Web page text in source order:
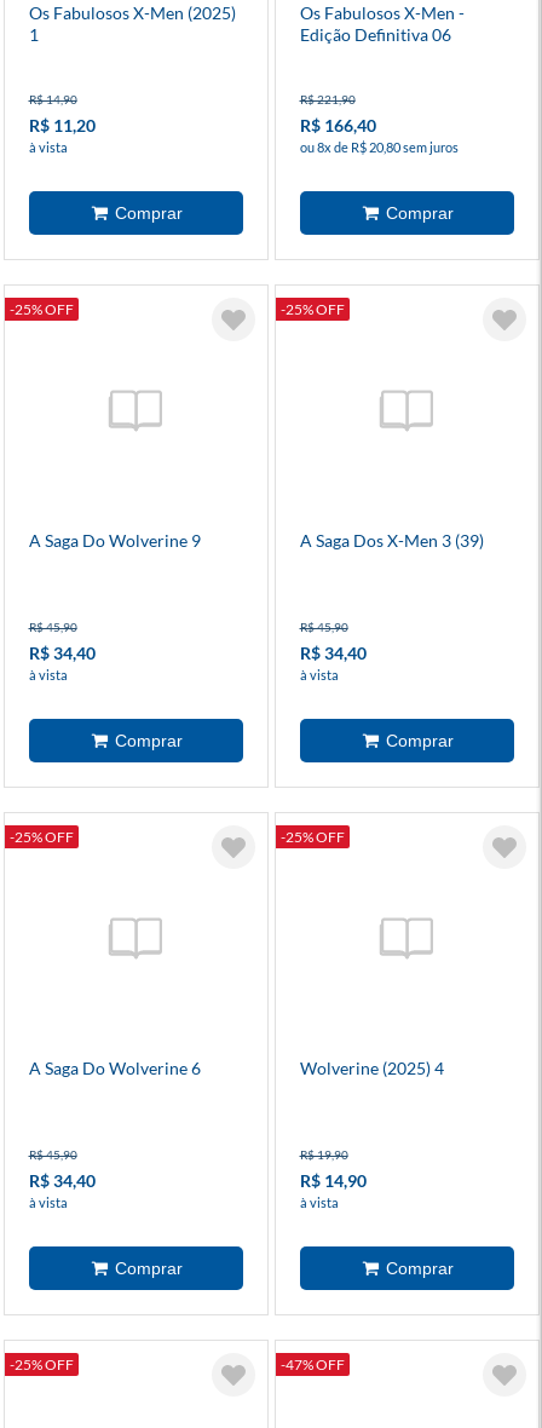
Os Fabulosos X-Men (2025)
1
R$ 14,90
R$ 11,20
à vista
Os Fabulosos X-Men -
Edição Definitiva 06
R$ 221,90
R$ 166,40
ou 8x de R$ 20,80 sem juros
-25% OFF
A Saga Do Wolverine 9
R$ 45,90
R$ 34,40
à vista
-25% OFF
A Saga Dos X-Men 3 (39)
R$ 45,90
R$ 34,40
à vista
-25% OFF
A Saga Do Wolverine 6
R$ 45,90
R$ 34,40
à vista
-25% OFF
Wolverine (2025) 4
R$ 19,90
R$ 14,90
à vista
-25% OFF -47% OFF